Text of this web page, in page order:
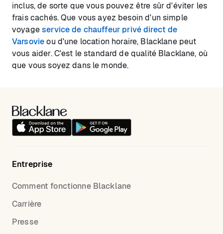
inclus, de sorte que vous pouvez être sûr d'éviter les
frais cachés. Que vous ayez besoin d'un simple
voyageservice de chauffeur privé direct de
Varsovieou d'une location horaire, Blacklane peut
vous aider. C'est le standard de qualité Blacklane, où
que vous soyez dans le monde.
Entreprise
Comment fonctionne Blacklane
Carrière
Presse